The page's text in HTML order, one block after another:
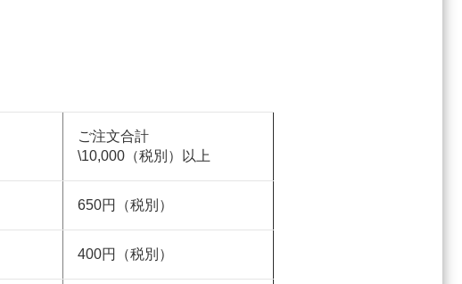
ご注文合計
\10,000（税別）以上
650円（税別）
400円（税別）